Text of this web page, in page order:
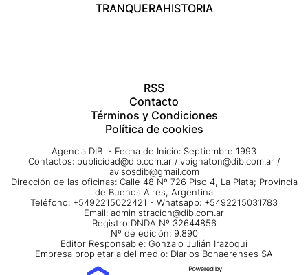
TRANQUERAHISTORIA
RSS
Contacto
Términos y Condiciones
Política de cookies
Agencia DIB - Fecha de Inicio: Septiembre 1993
Contactos: publicidad@dib.com.ar / vpignaton@dib.com.ar /
avisosdib@gmail.com
Dirección de las oficinas: Calle 48 Nº 726 Piso 4, La Plata; Provincia
de Buenos Aires, Argentina
Teléfono: +5492215022421 - Whatsapp: +5492215031783
Email: administracion@dib.com.ar
Registro DNDA Nº 32644856
Nº de edición: 9.890
Editor Responsable: Gonzalo Julián Irazoqui
Empresa propietaria del medio: Diarios Bonaerenses SA